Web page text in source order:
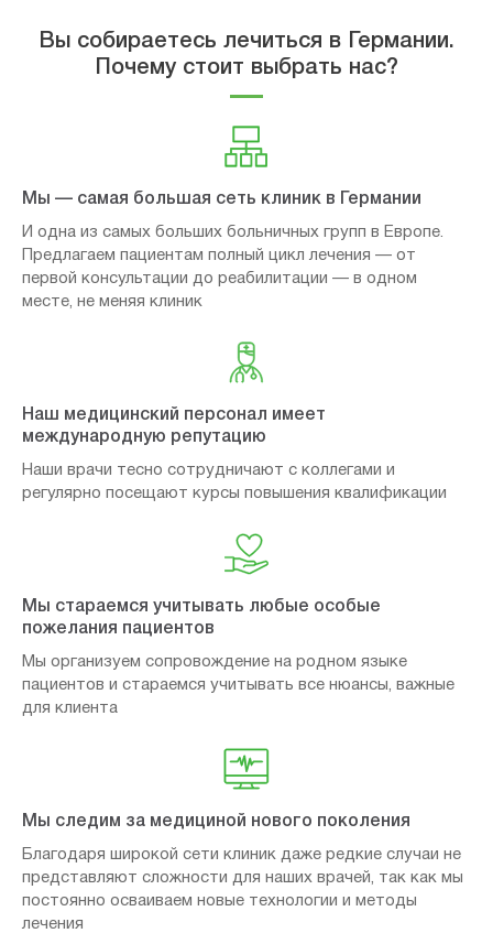
Вы собираетесь лечиться в Германии.
Почему стоит выбрать нас?
Мы — самая большая сеть клиник в Германии
И одна из самых больших больничных групп в Европе.
Предлагаем пациентам полный цикл лечения — от
первой консультации до реабилитации — в одном
месте, не меняя клиник
Наш медицинский персонал имеет
международную репутацию
Наши врачи тесно сотрудничают с коллегами и
регулярно посещают курсы повышения квалификации
Мы стараемся учитывать любые особые
пожелания пациентов
Мы организуем сопровождение на родном языке
пациентов и стараемся учитывать все нюансы, важные
для клиента
Мы следим за медициной нового поколения
Благодаря широкой сети клиник даже редкие случаи не
представляют сложности для наших врачей, так как мы
постоянно осваиваем новые технологии и методы
лечения